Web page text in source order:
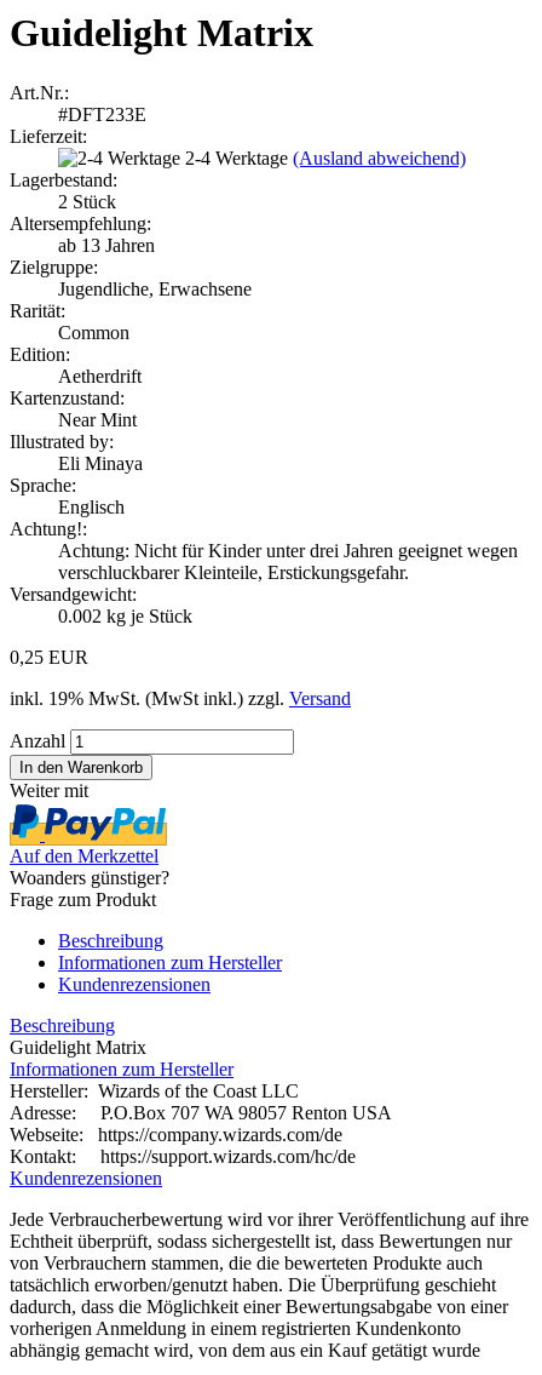
Guidelight Matrix
Art.Nr.:
#DFT233E
Lieferzeit:
2-4 Werktage (Ausland abweichend)
Lagerbestand:
2 Stück
Altersempfehlung:
ab 13 Jahren
Zielgruppe:
Jugendliche, Erwachsene
Rarität:
Common
Edition:
Aetherdrift
Kartenzustand:
Near Mint
Illustrated by:
Eli Minaya
Sprache:
Englisch
Achtung!:
Achtung: Nicht für Kinder unter drei Jahren geeignet wegen
verschluckbarer Kleinteile, Erstickungsgefahr.
Versandgewicht:
0.002 kg je Stück
0,25 EUR
inkl. 19% MwSt. (MwSt inkl.) zzgl. Versand
Anzahl
Weiter mit
Auf den Merkzettel
Woanders günstiger?
Frage zum Produkt
Beschreibung
Informationen zum Hersteller
Kundenrezensionen
Beschreibung
Guidelight Matrix
Informationen zum Hersteller
Hersteller: Wizards of the Coast LLC
Adresse: P.O.Box 707 WA 98057 Renton USA
Webseite:
https://company.wizards.com/de
Kontakt: https://support.wizards.com/hc/de
Kundenrezensionen
Jede Verbraucherbewertung wird vor ihrer Veröffentlichung auf ihre
Echtheit überprüft, sodass sichergestellt ist, dass Bewertungen nur
von Verbrauchern stammen, die die bewerteten Produkte auch
tatsächlich erworben/genutzt haben. Die Überprüfung geschieht
dadurch, dass die Möglichkeit einer Bewertungsabgabe von einer
vorherigen Anmeldung in einem registrierten Kundenkonto
abhängig gemacht wird, von dem aus ein Kauf getätigt wurde